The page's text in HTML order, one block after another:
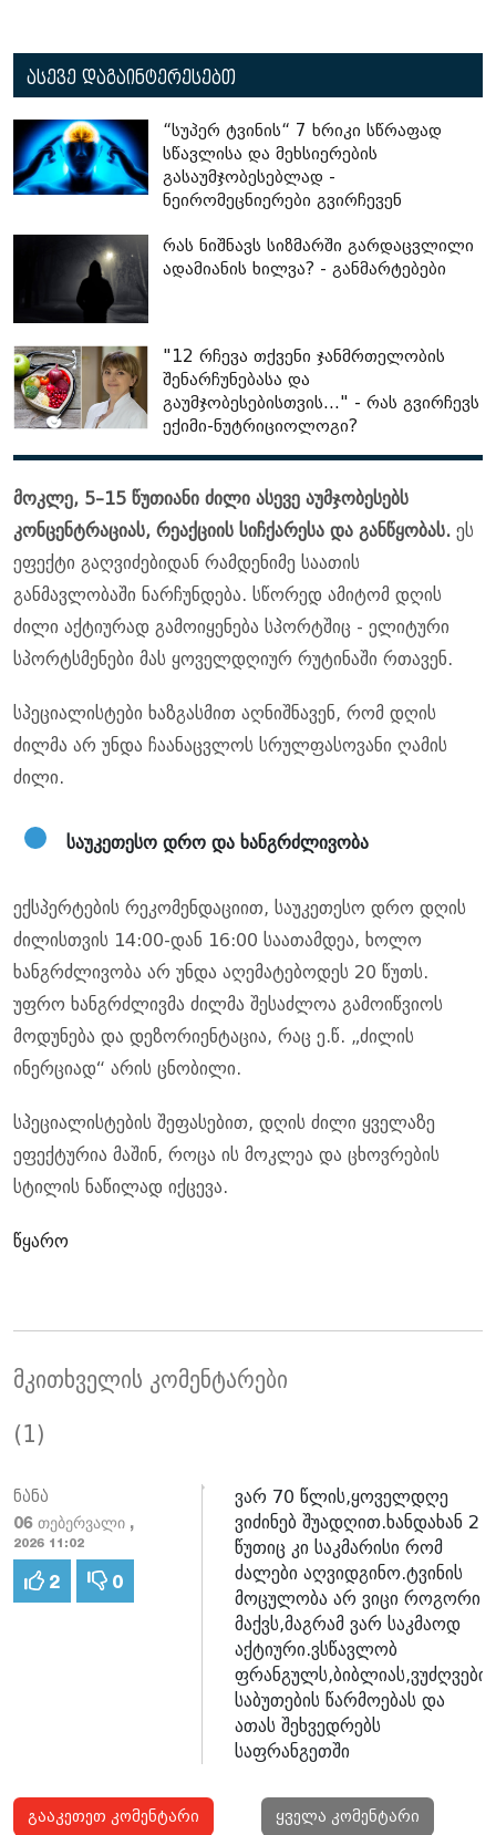
ასევე დაგაინტერესებთ
“სუპერ ტვინის“ 7 ხრიკი სწრაფად
სწავლისა და მეხსიერების
გასაუმჯობესებლად -
ნეირომეცნიერები გვირჩევენ
რას ნიშნავს სიზმარში გარდაცვლილი
ადამიანის ხილვა? - განმარტებები
"12 რჩევა თქვენი ჯანმრთელობის
შენარჩუნებასა და
გაუმჯობესებისთვის..." - რას გვირჩევს
ექიმი-ნუტრიციოლოგი?
მოკლე, 5–15 წუთიანი ძილი ასევე აუმჯობესებს
კონცენტრაციას, რეაქციის სიჩქარესა და განწყობას. ეს
ეფექტი გაღვიძებიდან რამდენიმე საათის
განმავლობაში ნარჩუნდება. სწორედ ამიტომ დღის
ძილი აქტიურად გამოიყენება სპორტშიც - ელიტური
სპორტსმენები მას ყოველდღიურ რუტინაში რთავენ.
სპეციალისტები ხაზგასმით აღნიშნავენ, რომ დღის
ძილმა არ უნდა ჩაანაცვლოს სრულფასოვანი ღამის
ძილი.
საუკეთესო დრო და ხანგრძლივობა
ექსპერტების რეკომენდაციით, საუკეთესო დრო დღის
ძილისთვის 14:00-დან 16:00 საათამდეა, ხოლო
ხანგრძლივობა არ უნდა აღემატებოდეს 20 წუთს.
უფრო ხანგრძლივმა ძილმა შესაძლოა გამოიწვიოს
მოდუნება და დეზორიენტაცია, რაც ე.წ. „ძილის
ინერციად“ არის ცნობილი.
სპეციალისტების შეფასებით, დღის ძილი ყველაზე
ეფექტურია მაშინ, როცა ის მოკლეა და ცხოვრების
სტილის ნაწილად იქცევა.
წყარო
მკითხველის კომენტარები
(1)
ნანა
06 თებერვალი ,
2026 11:02
2 0
ვარ 70 წლის,ყოველდღე
ვიძინებ შუადღით.ხანდახან 2
წუთიც კი საკმარისი რომ
ძალები აღვიდგინო.ტვინის
მოცულობა არ ვიცი როგორი
მაქვს,მაგრამ ვარ საკმაოდ
აქტიური.ვსწავლობ
ფრანგულს,ბიბლიას,ვუძღვები
საბუთების წარმოებას და
ათას შეხვედრებს
საფრანგეთში
გააკეთეთ კომენტარი ყველა კომენტარი